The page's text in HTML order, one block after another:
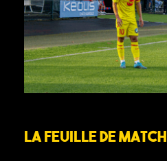
La feuille de match